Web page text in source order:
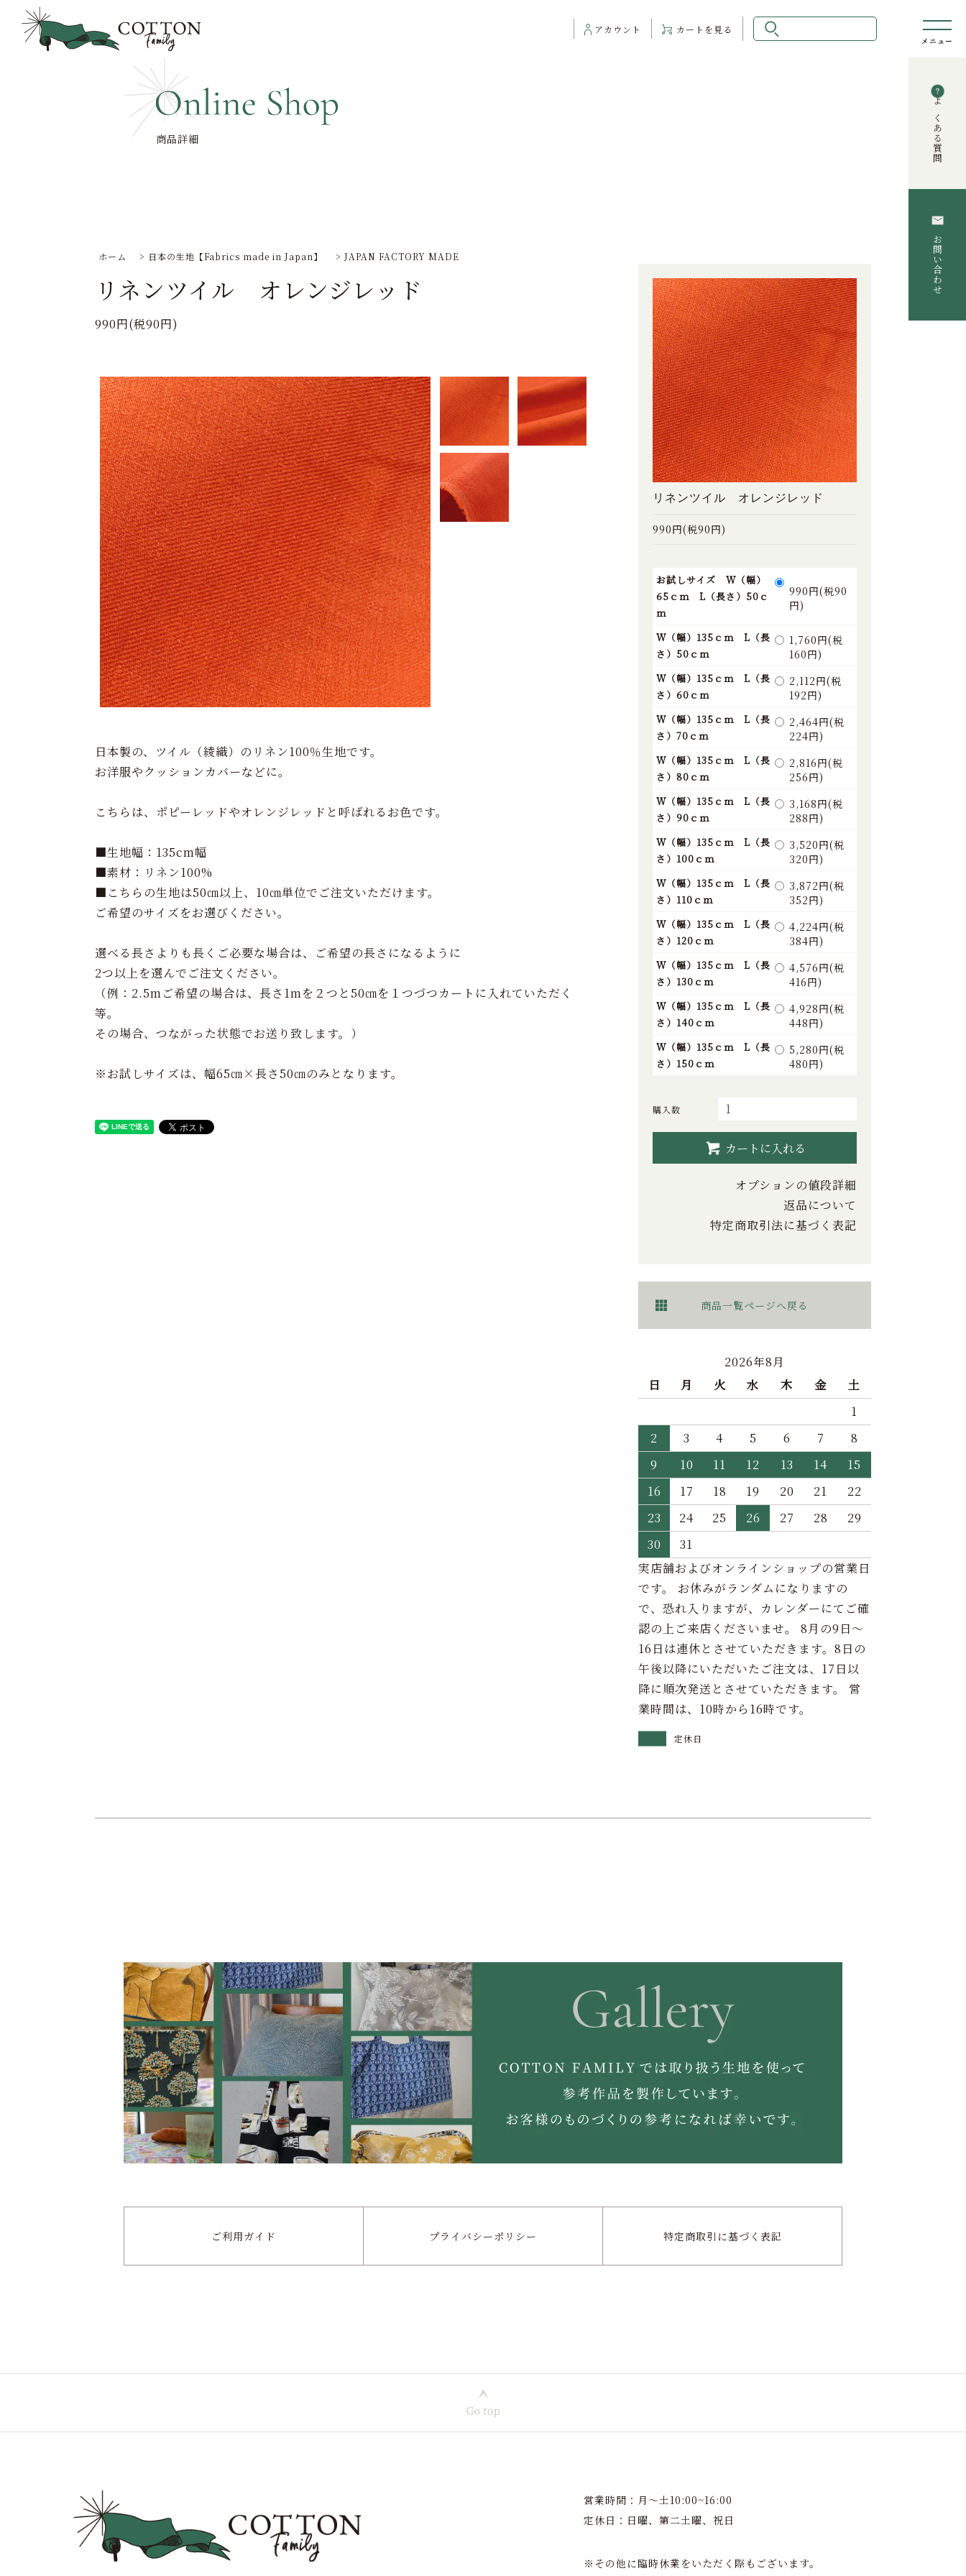
アカウント カート を見る
よくある質問
お問い合わせ
商品詳細
ホーム > 日本の生地【Fabrics made in Japan】 > JAPAN FACTORY MADE
リネンツイル オレンジレッド
990円(税90円)
日本製の、ツイル（綾織）のリネン100％生地です。
お洋服やクッションカバーなどに。
こちらは、ポピーレッドやオレンジレッドと呼ばれるお色です。
■生地幅：135cm幅
■素材：リネン100%
■こちらの生地は50㎝以上、10㎝単位でご注文いただけます。
ご希望のサイズをお選びください。
選べる長さよりも長くご必要な場合は、ご希望の長さになるように
2つ以上を選んでご注文ください。
（例：2.5mご希望の場合は、長さ1mを２つと50㎝を１つづつカートに入れていただく
等。
その場合、つながった状態でお送り致します。）
※お試しサイズは、幅65㎝×長さ50㎝のみとなります。
リネンツイル オレンジレッド
990円(税90円)
お試しサイズ W（幅）
65ｃｍ L（長さ）50ｃ
ｍ
990円(税90
円)
W（幅）135ｃｍ L（長
さ）50ｃｍ
1,760円(税
160円)
W（幅）135ｃｍ L（長
さ）60ｃｍ
2,112円(税
192円)
W（幅）135ｃｍ L（長
さ）70ｃｍ
2,464円(税
224円)
W（幅）135ｃｍ L（長
さ）80ｃｍ
2,816円(税
256円)
W（幅）135ｃｍ L（長
さ）90ｃｍ
3,168円(税
288円)
W（幅）135ｃｍ L（長
さ）100ｃｍ
3,520円(税
320円)
W（幅）135ｃｍ L（長
さ）110ｃｍ
3,872円(税
352円)
W（幅）135ｃｍ L（長
さ）120ｃｍ
4,224円(税
384円)
W（幅）135ｃｍ L（長
さ）130ｃｍ
4,576円(税
416円)
W（幅）135ｃｍ L（長
さ）140ｃｍ
4,928円(税
448円)
W（幅）135ｃｍ L（長
さ）150ｃｍ
5,280円(税
480円)
購入数
カートに入れる
オプションの値段詳細
返品について
特定商取引法に基づく表記
商品一覧ページへ戻る
2026年8月
日
月 火 水 木 金
土
1
2
3 4 5 6 7
8
9
10 11 12 13 14
15
16
17 18 19 20 21
22
23
24 25 26 27 28
29
30
31
実店舗およびオンラインショップの営業日
です。 お休みがランダムになりますの
で、恐れ入りますが、カレンダーにてご確
認の上ご来店くださいませ。 8月の9日～
16日は連休とさせていただきます。8日の
午後以降にいただいたご注文は、17日以
降に順次発送とさせていただきます。 営
業時間は、10時から16時です。
定休日
ご利用ガイド プライバシー ポリシー 特定商取引に基づく表記
営業時間：月〜土10:00~16:00
定休日：日曜、第二土曜、祝日
※その他に臨時休業をいただく際もございます。